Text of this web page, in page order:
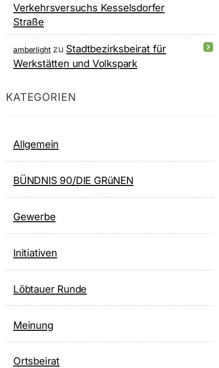
Verkehrsversuchs Kesselsdorfer
Straße
amberlightzu Stadtbezirksbeirat für
Werkstätten und Volkspark
KATEGORIEN
Allgemein
BÜNDNIS 90/DIE GRüNEN
Gewerbe
Initiativen
Löbtauer Runde
Meinung
Ortsbeirat